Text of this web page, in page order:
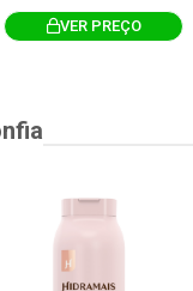
VER PREÇO